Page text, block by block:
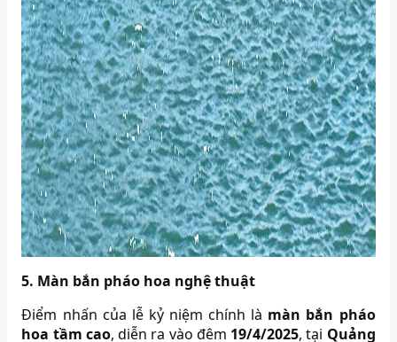
5. Màn bắn pháo hoa nghệ thuật
Điểm nhấn của lễ kỷ niệm chính là màn bắn pháo
hoa tầm cao, diễn ra vào đêm 19/4/2025, tại Quảng